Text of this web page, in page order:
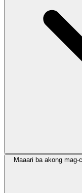
Maaari ba akong